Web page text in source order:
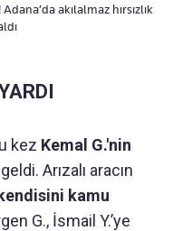
akılalmaz hırsızlık
kez Kemal G.'nin
Arızalı aracın
kamu
G., İsmail Y.’ye